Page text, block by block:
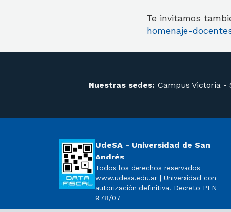
Te invitamos
homenaje-
Nuestras sedes: Campus Victoria -
UdeSA - Universidad de San
Andrés
Todos los derechos reservados
www.udesa.edu.ar | Universidad con
autorización definitiva. Decreto PEN
978/07